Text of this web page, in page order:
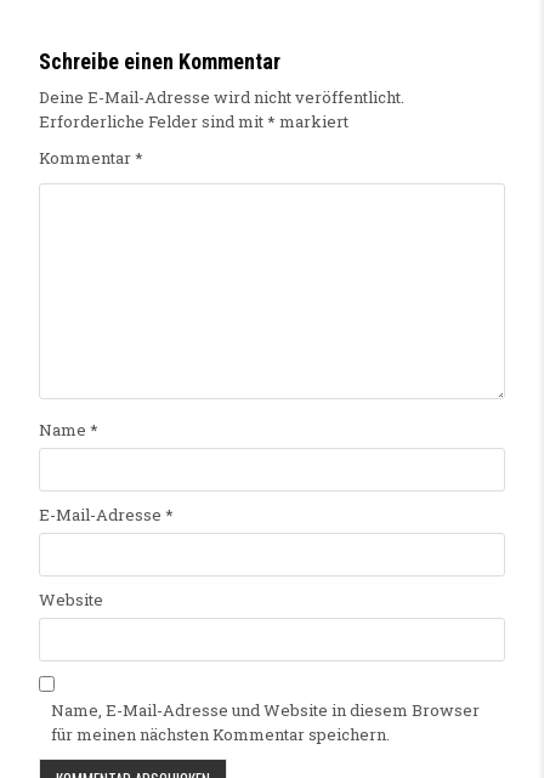
Schreibe einen Kommentar
Deine E-Mail-Adresse wird nicht veröffentlicht.
Erforderliche Felder sind mit* markiert
Kommentar*
Name *
E-Mail-Adresse *
Website
Name, E-Mail-Adresse und Website in diesem Browser
für meinen nächsten Kommentar speichern.